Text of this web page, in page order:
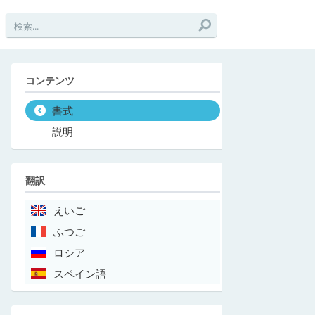
コンテンツ
書式
説明
翻訳
えいご
ふつご
ロシア
スペイン語